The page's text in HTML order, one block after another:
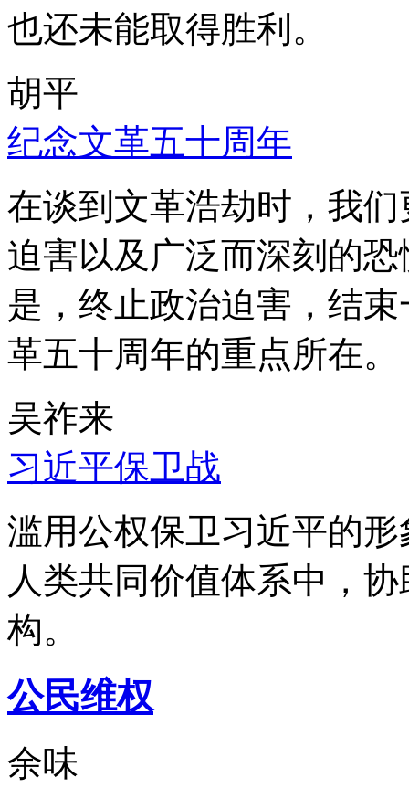
也还未能取得胜利。
胡平
纪念文革五十周年
在谈到文革浩劫时，我
迫害以及广泛而深刻的
是，终止政治迫害，结
革五十周年的重点所在。
吴祚来
习近平保卫战
滥用公权保卫习近平的
人类共同价值体系中，
构。
公民维权
余味